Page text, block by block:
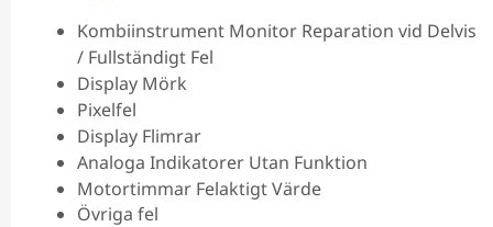
Kombiinstrument Monitor Reparation vid Delvis
/ Fullständigt Fel
Display Mörk
Pixelfel
Display Flimrar
Analoga Indikatorer Utan Funktion
Motortimmar Felaktigt Värde
Övriga fel